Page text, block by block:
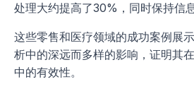
处理大约提高了30%，同时保持信
这些零售和医疗领域的成功案例展
析中的深远而多样的影响，证明其
中的有效性。